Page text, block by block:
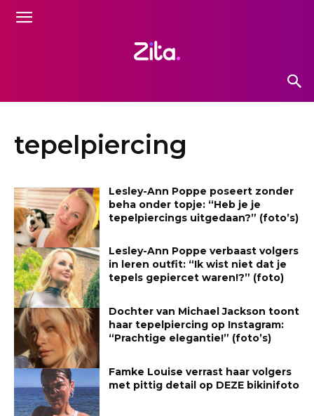
tepelpiercing
Lesley-Ann Poppe poseert zonder
beha onder topje: “Heb je je
tepelpiercings uitgedaan?” (foto’s)
Lesley-Ann Poppe verbaast volgers
in leren outfit: “Ik wist niet dat je
tepels gepiercet waren!?” (foto)
Dochter van Michael Jackson toont
haar tepelpiercing op Instagram:
“Prachtige elegantie!” (foto’s)
Famke Louise verrast haar volgers
met pittig detail op DEZE bikinifoto